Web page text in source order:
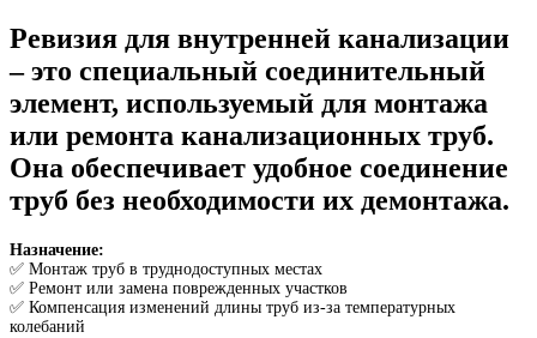
Ревизия для внутренней канализации
– это специальный соединительный
элемент, используемый для монтажа
или ремонта канализационных труб.
Она обеспечивает удобное соединение
труб без необходимости их демонтажа.
Назначение:
✅ Монтаж труб в труднодоступных местах
✅ Ремонт или замена поврежденных участков
✅ Компенсация изменений длины труб из-за температурных
колебаний